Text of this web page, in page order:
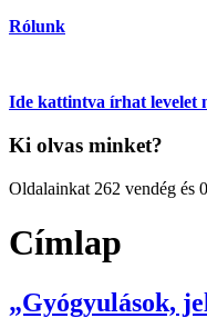
Rólunk
Ide kattintva írhat levelet
Ki olvas minket?
Oldalainkat 262 vendég és
Címlap
„Gyógyulások,